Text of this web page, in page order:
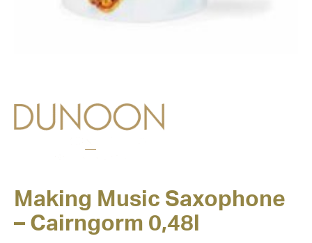
Making Music Saxophone
– Cairngorm 0,48l